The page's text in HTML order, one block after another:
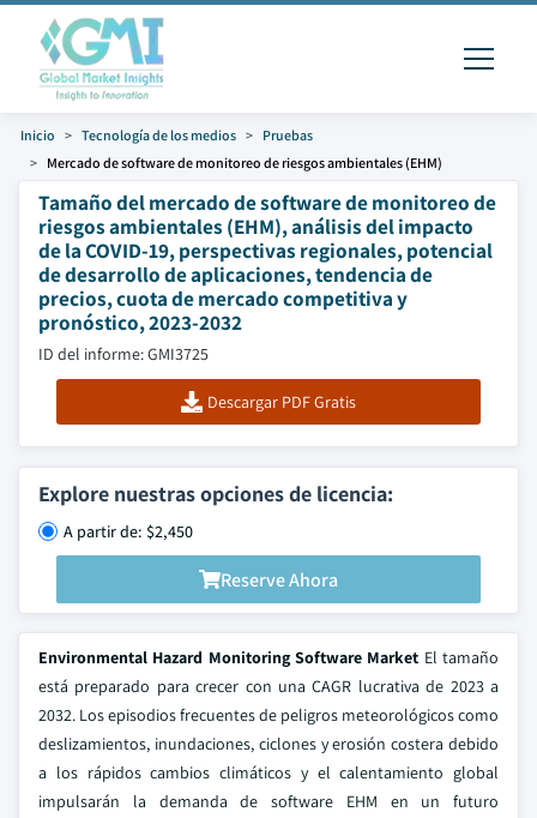
Inicio Tecnología de los medios
Pruebas
Mercado de software de monitoreo de riesgos ambientales (EHM)
Tamaño del mercado de software de monitoreo de
riesgos ambientales (EHM), análisis del impacto
de la COVID-19, perspectivas regionales, potencial
de desarrollo de aplicaciones, tendencia de
precios, cuota de mercado competitiva y
pronóstico, 2023-2032
ID del informe: GMI3725
Descargar PDF Gratis
Explore nuestras opciones de licencia:
A partir de: $2,450
Reserve Ahora
Environmental Hazard Monitoring Software Market El tamaño
está preparado para crecer con una CAGR lucrativa de 2023 a
2032. Los episodios frecuentes de peligros meteorológicos como
deslizamientos, inundaciones, ciclones y erosión costera debido
a los rápidos cambios climáticos y el calentamiento global
impulsarán la demanda de software EHM en un futuro